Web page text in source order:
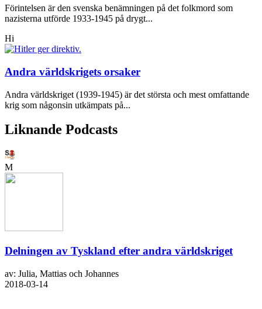
Förintelsen är den svenska benämningen på det folkmord som
nazisterna utförde 1933-1945 på drygt...
Hi
Andra världskrigets orsaker
Andra världskriget (1939-1945) är det största och mest omfattande
krig som någonsin utkämpats på...
Liknande Podcasts
M
Delningen av Tyskland efter andra världskriget
av: Julia, Mattias och Johannes
2018-03-14